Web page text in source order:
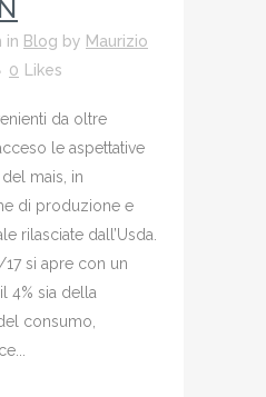
in Blog by Maurizio
0 Likes
da oltre
le aspettative
mais, in
di produzione e
rilasciate dall’Usda.
17 si apre con un
4% sia della
consumo,